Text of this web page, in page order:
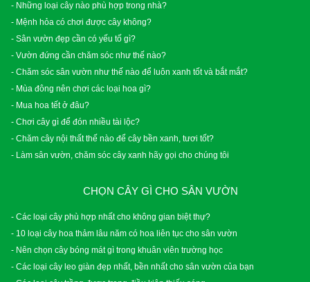
- Những loại cây nào phù hợp trong nhà?
- Mệnh hỏa có chơi được cây không?
- Sân vườn đẹp cần có yếu tố gì?
- Vườn đứng cần chăm sóc như thế nào?
- Chăm sóc sân vườn như thế nào để luôn xanh tốt và bắt mắt?
- Mùa đông nên chơi các loại hoa gì?
- Mua hoa tết ở đâu?
- Chơi cây gì để đón nhiều tài lộc?
- Chăm cây nội thất thế nào để cây bền xanh, tươi tốt?
- Làm sân vườn, chăm sóc cây xanh hãy gọi cho chúng tôi
CHỌN CÂY GÌ CHO SÂN VƯỜN
- Các loại cây phù hợp nhất cho không gian biệt thự?
- 10 loại cây hoa thảm lâu năm có hoa liên tục cho sân vườn
- Nên chọn cây bóng mát gì trong khuân viên trường học
- Các loại cây leo giàn đẹp nhất, bền nhất cho sân vườn của bạn